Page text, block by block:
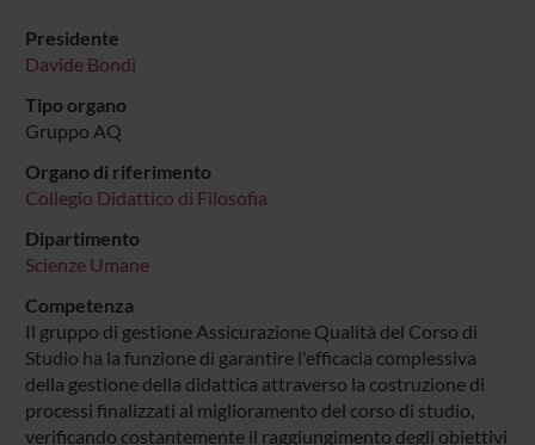
Presidente
Davide Bondì
Tipo organo
Gruppo AQ
Organo di riferimento
Collegio Didattico di Filosofia
Dipartimento
Scienze Umane
Competenza
Il gruppo di gestione Assicurazione Qualità del Corso di
Studio ha la funzione di garantire l'efficacia complessiva
della gestione della didattica attraverso la costruzione di
processi finalizzati al miglioramento del corso di studio,
verificando costantemente il raggiungimento degli obiettivi